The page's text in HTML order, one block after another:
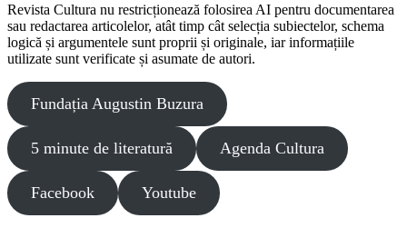
Revista Cultura nu restricționează folosirea AI pentru documentarea
sau redactarea articolelor, atât timp cât selecția subiectelor, schema
logică și argumentele sunt proprii și originale, iar informațiile
utilizate sunt verificate și asumate de autori.
Fundația Augustin Buzura
5 minute de literatură Agenda Cultura
Facebook Youtube